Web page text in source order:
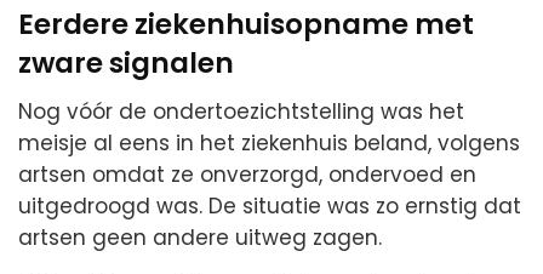
Eerdere ziekenhuisopname met
zware signalen
Nog vóór de ondertoezichtstelling was het
meisje al eens in het ziekenhuis beland, volgens
artsen omdat ze onverzorgd, ondervoed en
uitgedroogd was. De situatie was zo ernstig dat
artsen geen andere uitweg zagen.